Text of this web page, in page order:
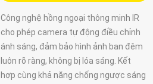
Công nghệ hồng ngoại thông minh IR
cho phép camera tự động điều chỉnh
ánh sáng, đảm bảo hình ảnh ban đêm
luôn rõ ràng, không bị lóa sáng. Kết
hợp cùng khả năng chống ngược sáng